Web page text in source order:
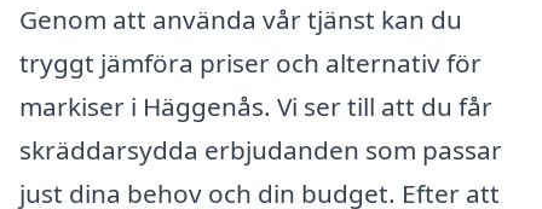
Genom att använda vår tjänst kan du
tryggt jämföra priser och alternativ för
markiser i Häggenås. Vi ser till att du får
skräddarsydda erbjudanden som passar
just dina behov och din budget. Efter att